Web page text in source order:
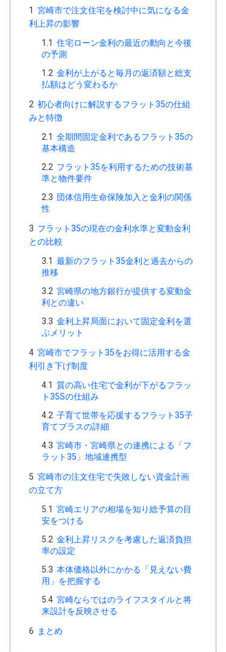
1 宮崎市で注文住宅を検討中に気になる金
利上昇の影響
1.1 住宅ローン金利の最近の動向と今後
の予測
1.2 金利が上がると毎月の返済額と総支
払額はどう変わるか
2 初心者向けに解説するフラット35の仕組
みと特徴
2.1 全期間固定金利であるフラット35の
基本構造
2.2 フラット35を利用するための技術基
準と物件要件
2.3 団体信用生命保険加入と金利の関係
性
3 フラット35の現在の金利水準と変動金利
との比較
3.1 最新のフラット35金利と過去からの
推移
3.2 宮崎県の地方銀行が提供する変動金
利との違い
3.3 金利上昇局面において固定金利を選
ぶメリット
4 宮崎市でフラット35をお得に活用する金
利引き下げ制度
4.1 質の高い住宅で金利が下がるフラッ
ト35Sの仕組み
4.2 子育て世帯を応援するフラット35子
育てプラスの詳細
4.3 宮崎市・宮崎県との連携による「フ
ラット35」地域連携型
5 宮崎市の注文住宅で失敗しない資金計画
の立て方
5.1 宮崎エリアの相場を知り総予算の目
安をつける
5.2 金利上昇リスクを考慮した返済負担
率の設定
5.3 本体価格以外にかかる「見えない費
用」を把握する
5.4 宮崎ならではのライフスタイルと将
来設計を反映させる
6 まとめ